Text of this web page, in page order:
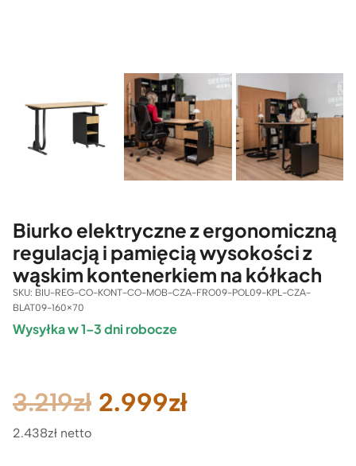
Biurko elektryczne z ergonomiczną
regulacją i pamięcią wysokości z
wąskim kontenerkiem na kółkach
SKU: BIU-REG-CO-KONT-CO-MOB-CZA-FRO09-POL09-KPL-CZA-
BLAT09-160×70
Wysyłka w 1–3 dni robocze
3.219zł Pierwotna
2.999złAktualna
2.438zł netto